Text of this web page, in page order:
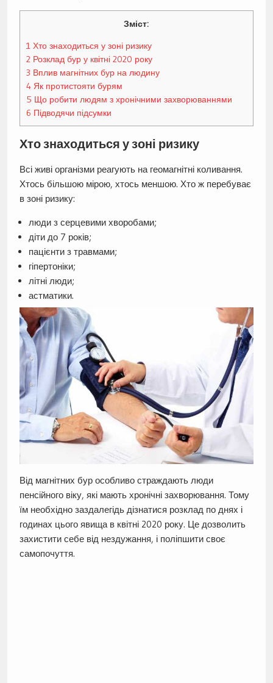
Зміст:
1 Хто знаходиться у зоні ризику
2Розклад бур у квітні 2020 року
3 Вплив магнітних бур на людину
4 Як протистояти бурям
5 Що робити людям з хронічними захворюваннями
6 Підводячи підсумки
Хто знаходиться у зоні ризику
Всі живі організми реагують на геомагнітні коливання.
Хтось більшою мірою, хтось меншою. Хто ж перебуває
в зоні ризику:
люди з серцевими хворобами;
діти до 7 років;
пацієнти з травмами;
гіпертоніки;
літні люди;
астматики.
Від магнітних бур особливо страждають люди
пенсійного віку, які мають хронічні захворювання. Тому
їм необхідно заздалегідь дізнатися розклад по днях і
годинах цього явища в квітні 2020 року. Це дозволить
захистити себе від нездужання, і поліпшити своє
самопочуття.